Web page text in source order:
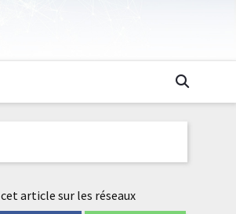
cet article sur les réseaux